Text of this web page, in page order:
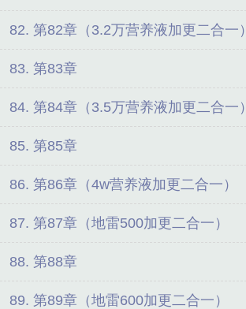
82. 第82章（3.2万营养液加更二合一）
83. 第83章
84. 第84章（3.5万营养液加更二合一）
85. 第85章
86. 第86章（4w营养液加更二合一）
87. 第87章（地雷500加更二合一）
88. 第88章
89. 第89章（地雷600加更二合一）